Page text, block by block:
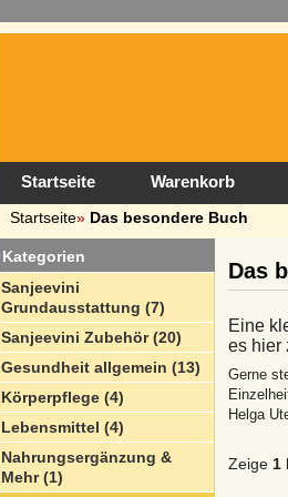
Startseite Warenkorb
Startseite» Das besondere Buch
Kategorien
Sanjeevini
Grundausstattung (7)
Sanjeevini Zubehör (20)
Gesundheit allgemein (13)
Körperpflege (4)
Lebensmittel (4)
Nahrungsergänzung &
Mehr (1)
Das
Eine
es hier
Gerne
Helga
Zeige 1